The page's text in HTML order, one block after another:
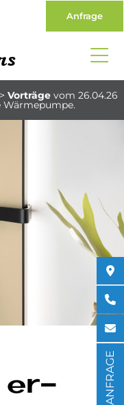
Anfrage
Vorträge vom 26.04.26
Wärmepumpe.
er­
ANFRAGE